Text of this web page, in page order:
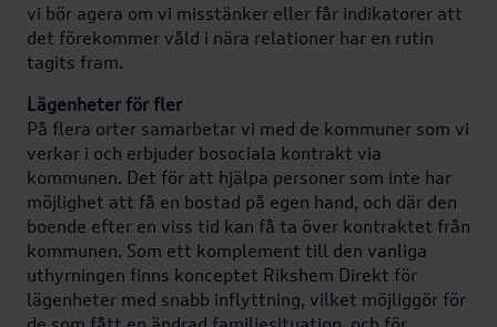
vi bör agera om vi misstänker eller får indikatorer att
det förekommer våld i nära relationer har en rutin
tagits fram.
Lägenheter för fler
På flera orter samarbetar vi med de kommuner som vi
verkar i och erbjuder bosociala kontrakt via
kommunen. Det för att hjälpa personer som inte har
möjlighet att få en bostad på egen hand, och där den
boende efter en viss tid kan få ta över kontraktet från
kommunen. Som ett komplement till den vanliga
uthyrningen finns konceptet Rikshem Direkt för
lägenheter med snabb inflyttning, vilket möjliggör för